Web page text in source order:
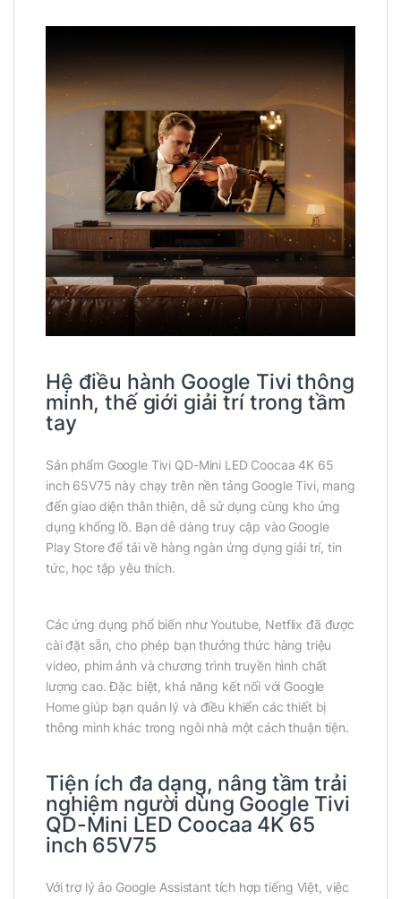
Hệ điều hành Google Tivi thông
minh, thế giới giải trí trong tầm
tay
Sản phẩm Google Tivi QD-Mini LED Coocaa 4K 65
inch 65V75 này chạy trên nền tảng Google Tivi, mang
đến giao diện thân thiện, dễ sử dụng cùng kho ứng
dụng khổng lồ. Bạn dễ dàng truy cập vào Google
Play Store để tải về hàng ngàn ứng dụng giải trí, tin
tức, học tập yêu thích.
Các ứng dụng phổ biến như Youtube, Netflix đã được
cài đặt sẵn, cho phép bạn thưởng thức hàng triệu
video, phim ảnh và chương trình truyền hình chất
lượng cao. Đặc biệt, khả năng kết nối với Google
Home giúp bạn quản lý và điều khiển các thiết bị
thông minh khác trong ngôi nhà một cách thuận tiện.
Tiện ích đa dạng, nâng tầm trải
nghiệm người dùng Google Tivi
QD-Mini LED Coocaa 4K 65
inch 65V75
Với trợ lý ảo Google Assistant tích hợp tiếng Việt, việc